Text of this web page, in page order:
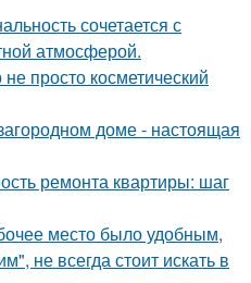
сочетается с
атмосферой.
просто косметический
доме - настоящая
ремонта квартиры: шаг
место было удобным,
не всегда стоит искать в